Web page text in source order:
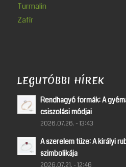
Turmalin
Zafír
LEGUTÓBBI HÍREK
Rendhagyó formák: A
csiszolási módjai
2026.07.26. - 13:43
A szerelem tüze: A királyi
szimbolikája
2026.07.21. - 12:46